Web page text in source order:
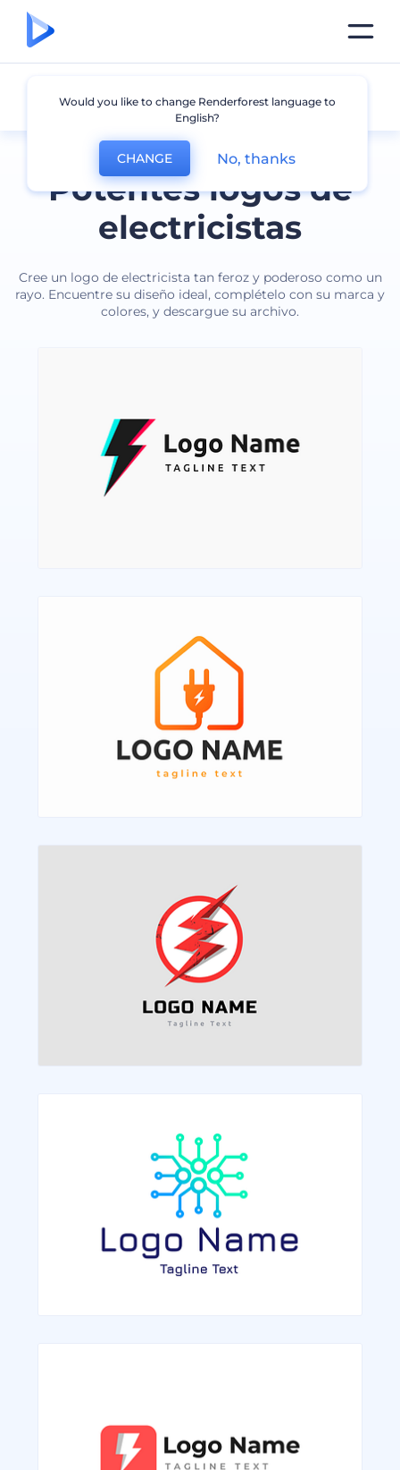
Potentes logos de
electricistas
Cree un logo de electricista tan feroz y poderoso como un
rayo. Encuentre su diseño ideal, complételo con su marca y
colores, y descargue su archivo.
Electricista
Would you like to change Renderforest language to
English?
CHANGE No, thanks